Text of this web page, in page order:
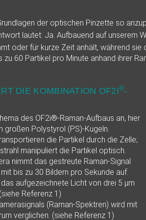
der optischen Pinzette so
lautet: Ja. Aufbauend auf unserem
oder für kurze Zeit anhält, während
zu 60 Partikel pro Minute anhand ihrer
DIE KOMBINATION OF2I®-
des OF2i®-Raman-Aufbaus an, hier
großen Polystyrol (PS)-Kugeln.
die Partikel durch die Zelle;
manipuliert die Partikel optisch.
nimmt das gestreute Raman-Signal
bis zu 30 Bildern pro Sekunde auf.
aufgezeichnete Licht von drei 5 µm
Referenz 1)
(Raman-Spektren) wird mit
verglichen. (siehe Referenz 1)